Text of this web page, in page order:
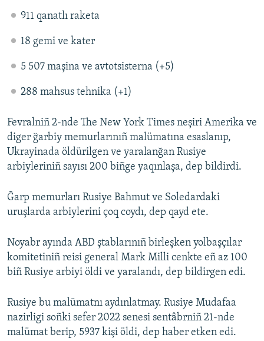
911 qanatlı raketa
18 gemi ve kater
5 507 maşina ve avtotsisterna (+5)
288 mahsus tehnika (+1)
Fevralniñ 2-nde The New York Times neşiri Amerika ve
diger ğarbiy memurlarınıñ malümatına esaslanıp,
Ukrayinada öldürilgen ve yaralanğan Rusiye
arbiyleriniñ sayısı 200 biñge yaqınlaşa, dep bildirdi.
Ğarp memurları Rusiye Bahmut ve Soledardaki
uruşlarda arbiylerini çoq coydı, dep qayd ete.
Noyabr ayında ABD ştablarınıñ birleşken yolbaşçılar
komitetiniñ reisi general Mark Milli cenkte eñ az 100
biñ Rusiye arbiyi öldi ve yaralandı, dep bildirgen edi.
Rusiye bu malümatnı aydınlatmay. Rusiye Mudafaa
nazirligi soñki sefer 2022 senesi sentâbrniñ 21-nde
malümat berip, 5937 kişi öldi, dep haber etken edi.